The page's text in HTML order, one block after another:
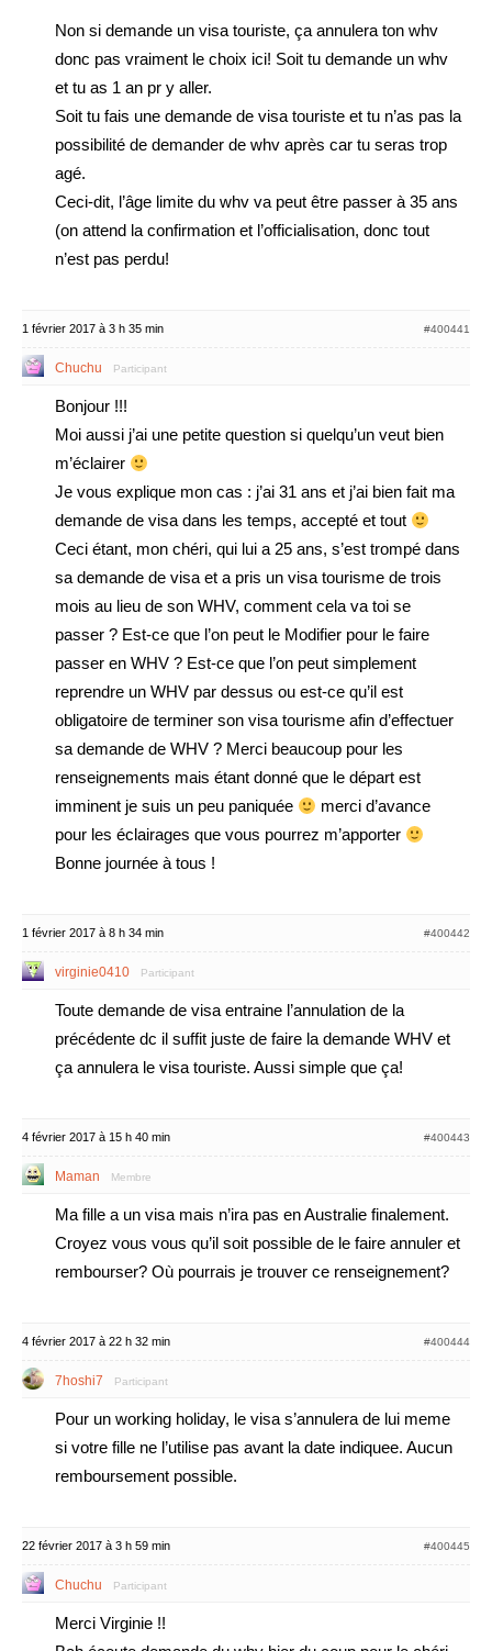
Non si demande un visa touriste, ça annulera ton whv
donc pas vraiment le choix ici! Soit tu demande un whv
et tu as 1 an pr y aller.
Soit tu fais une demande de visa touriste et tu n’as pas la
possibilité de demander de whv après car tu seras trop
agé.
Ceci-dit, l’âge limite du whv va peut être passer à 35 ans
(on attend la confirmation et l’officialisation, donc tout
n’est pas perdu!
1 février 2017 à 3 h 35 min #400441
Chuchu Participant
Bonjour !!!
Moi aussi j’ai une petite question si quelqu’un veut bien
m’éclairer
Je vous explique mon cas : j’ai 31 ans et j’ai bien fait ma
demande de visa dans les temps, accepté et tout
Ceci étant, mon chéri, qui lui a 25 ans, s’est trompé dans
sa demande de visa et a pris un visa tourisme de trois
mois au lieu de son WHV, comment cela va toi se
passer ? Est-ce que l’on peut le Modifier pour le faire
passer en WHV ? Est-ce que l’on peut simplement
reprendre un WHV par dessus ou est-ce qu’il est
obligatoire de terminer son visa tourisme afin d’effectuer
sa demande de WHV ? Merci beaucoup pour les
renseignements mais étant donné que le départ est
imminent je suis un peu paniquée
merci d’avance
pour les éclairages que vous pourrez m’apporter
Bonne journée à tous !
1 février 2017 à 8 h 34 min #400442
virginie0410 Participant
Toute demande de visa entraine l’annulation de la
précédente dc il suffit juste de faire la demande WHV et
ça annulera le visa touriste. Aussi simple que ça!
4 février 2017 à 15 h 40 min #400443
Maman Membre
Ma fille a un visa mais n’ira pas en Australie finalement.
Croyez vous vous qu’il soit possible de le faire annuler et
rembourser? Où pourrais je trouver ce renseignement?
4 février 2017 à 22 h 32 min #400444
7hoshi7 Participant
Pour un working holiday, le visa s’annulera de lui meme
si votre fille ne l’utilise pas avant la date indiquee. Aucun
remboursement possible.
22 février 2017 à 3 h 59 min #400445
Chuchu Participant
Merci Virginie !!